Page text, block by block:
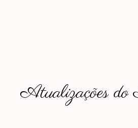
Atualizações do